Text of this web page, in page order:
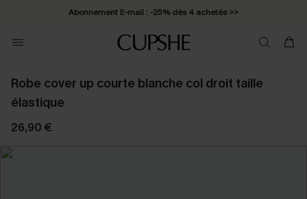
Abonnement E-mail : -25% dès 4 achetés >>
Robe cover up courte blanche col droit taille
élastique
26,90 €